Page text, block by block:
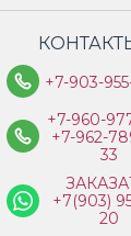
+7-903-
+7-960-
+7-962-
33
+7(903)
20